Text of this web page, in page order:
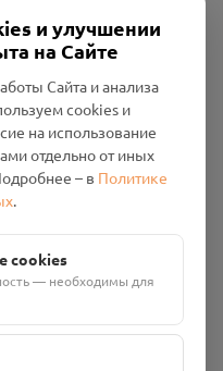
«Смоленский
область, р-н
д. 26А, пом. 18
в АО "АЛЬФА-БАНК"
и улучшении
на Сайте
Сайта и анализа
cookies и
на использование
отдельно от иных
– в Политике
.
cookies
— необходимы для